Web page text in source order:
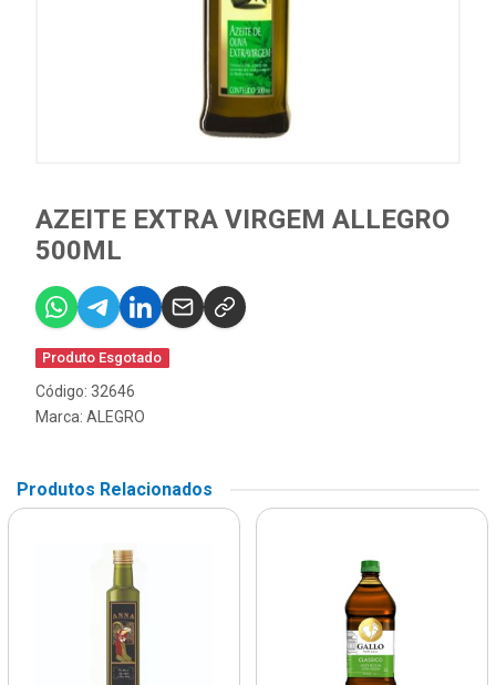
AZEITE EXTRA VIRGEM ALLEGRO
500ML
Produto Esgotado
Código: 32646
Marca: ALEGRO
Produtos Relacionados